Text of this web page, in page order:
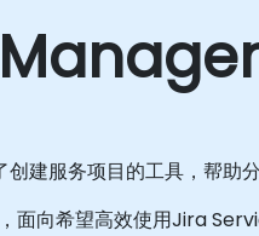
服务项目的工具，帮助分
面向希望高效使用Jira